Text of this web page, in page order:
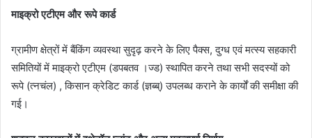
माइक्रो एटीएम और रूपे कार्ड
ग्रामीण क्षेत्रों में बैंकिंग व्यवस्था सुदृढ़ करने के लिए पैक्स, दुग्ध एवं मत्स्य सहकारी
समितियों में माइक्रो एटीएम (डपबतव ।ज्ड) स्थापित करने तथा सभी सदस्यों को
रूपे (त्नचंल) , किसान क्रेडिट कार्ड (ज्ञब्ब्) उपलब्ध कराने के कार्यों की समीक्षा की
गई।